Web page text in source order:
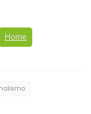
Home